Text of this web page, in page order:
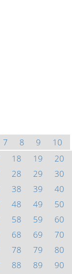
7 8 9
10
18 19
20
28 29
30
38 39
40
48 49
50
58 59
60
68 69
70
78 79
80
88 89
90